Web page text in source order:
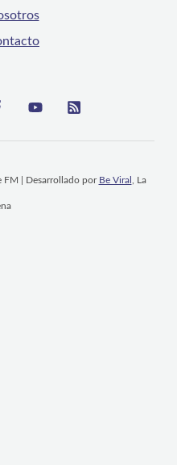
| Desarrollado por Be Viral , La